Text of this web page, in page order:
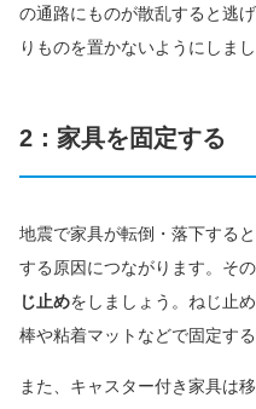
の通路にものが散乱すると逃
りものを置かないようにしまし
2：家具を固定する
地震で家具が転倒・落下する
する原因につながります。その
じ止めをしましょう。ねじ止
棒や粘着マットなどで固定する
また、キャスター付き家具は